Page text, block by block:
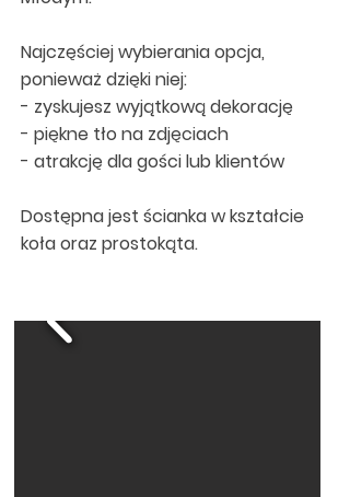
Najczęściej wybierania opcja,
ponieważ dzięki niej:
- zyskujesz wyjątkową dekorację
- piękne tło na zdjęciach
- atrakcję dla gości lub klientów
Dostępna jest ścianka w kształcie
koła oraz prostokąta.